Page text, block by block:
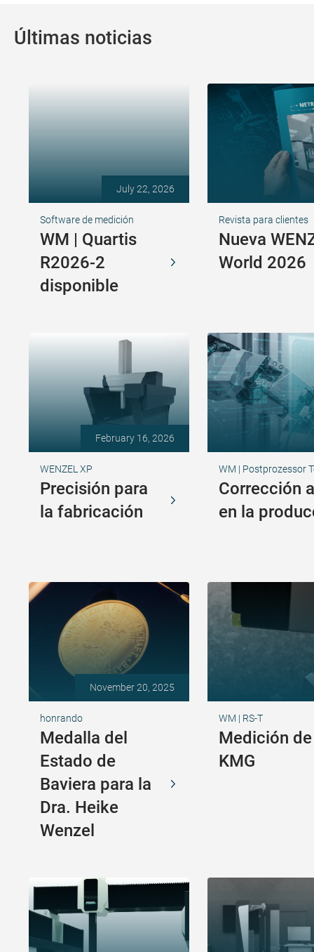
Últimas noticias
July 22, 2026
Software de medición
WM | Quartis
R2026-2
disponible
Revista para clientes
Nueva
World 2026
February 16, 2026
WENZEL XP
Precisión para
la fabricación
WM | Postprozessor
Corrección
en la
November 20, 2025
honrando
Medalla del
Estado de
Baviera para la
Dra. Heike
Wenzel
WM | RS-T
Medición
KMG